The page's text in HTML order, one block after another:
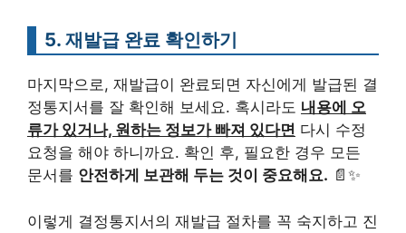
5. 재발급 완료 확인하기
마지막으로, 재발급이 완료되면 자신에게 발급된 결
정통지서를 잘 확인해 보세요. 혹시라도 내용에 오
류가 있거나, 원하는 정보가 빠져 있다면 다시 수정
요청을 해야 하니까요. 확인 후, 필요한 경우 모든
문서를 안전하게 보관해 두는 것이 중요해요. 📄✨
이렇게 결정통지서의 재발급 절차를 꼭 숙지하고 진